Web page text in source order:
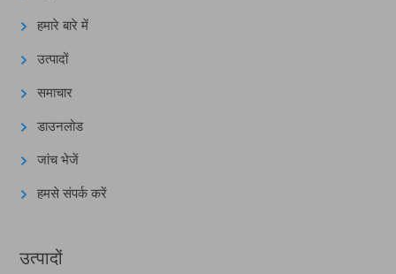
हमारे बारे में
उत्पादों
समाचार
डाउनलोड
जांच भेजें
हमसे संपर्क करें
उत्पादों